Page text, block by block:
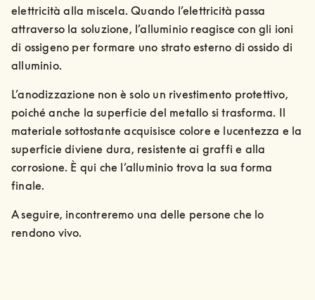
elettricità alla miscela. Quando l’elettricità passa
attraverso la soluzione, l’alluminio reagisce con gli ioni
di ossigeno per formare uno strato esterno di ossido di
alluminio.
L’anodizzazione non è solo un rivestimento protettivo,
poiché anche la superficie del metallo si trasforma. Il
materiale sottostante acquisisce colore e lucentezza e la
superficie diviene dura, resistente ai graffi e alla
corrosione. È qui che l’alluminio trova la sua forma
finale.
A seguire, incontreremo una delle persone che lo
rendono vivo.